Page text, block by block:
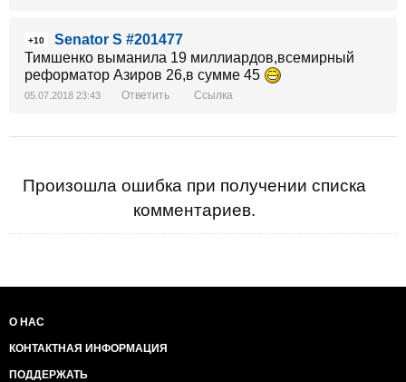
+10
Senator S #201477
Тимшенко выманила 19 миллиардов,всемирный
реформатор Азиров 26,в сумме 45
05.07.2018 23:43 Ответить Ссылка
Произошла ошибка при получении списка
комментариев.
О НАС
КОНТАКТНАЯ ИНФОРМАЦИЯ
ПОДДЕРЖАТЬ